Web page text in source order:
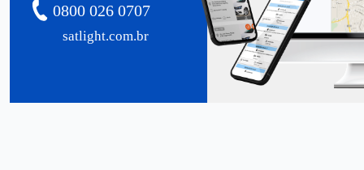
satlight.com.br
0800 026 0707